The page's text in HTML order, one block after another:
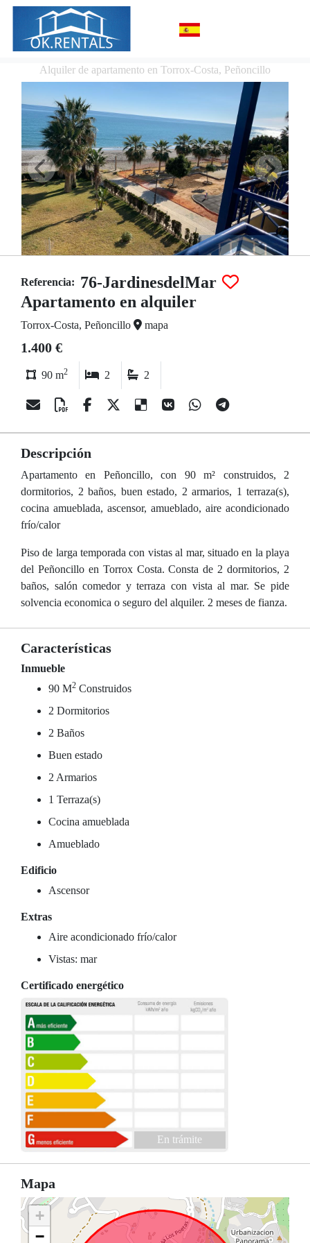
Alquiler de apartamento en Torrox-Costa, Peñoncillo
Referencia: 76-JardinesdelMar
Apartamento en alquiler
Torrox-Costa, Peñoncillo mapa
1.400 €
90 m2 2 2
Descripción
Apartamento en Peñoncillo, con 90 m² construidos, 2
dormitorios, 2 baños, buen estado, 2 armarios, 1 terraza(s),
cocina amueblada, ascensor, amueblado, aire acondicionado
frío/calor
Piso de larga temporada con vistas al mar, situado en la playa
del Peñoncillo en Torrox Costa. Consta de 2 dormitorios, 2
baños, salón comedor y terraza con vista al mar. Se pide
solvencia economica o seguro del alquiler. 2 meses de fianza.
Características
Inmueble
90 M2 Construidos
2 Dormitorios
2 Baños
Buen estado
2 Armarios
1 Terraza(s)
Cocina amueblada
Amueblado
Edificio
Ascensor
Extras
Aire acondicionado frío/calor
Vistas: mar
Certificado energético
En trámite
Mapa
+
−